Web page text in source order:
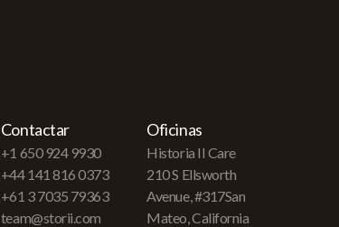
Contactar
+1 650 924 9930
+44 141 816 0373
+61 3 7035 79363
team@storii.com
Oficinas
Historia II Care
210 S Ellsworth
Avenue, #317San
Mateo, California